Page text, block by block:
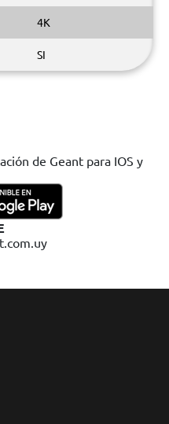
4K
SI
de Geant para IOS y